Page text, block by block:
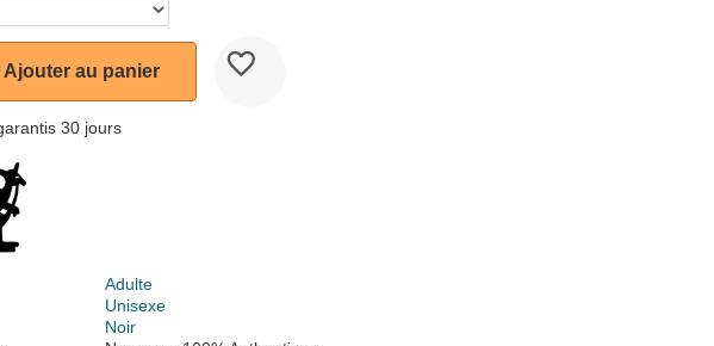
Ajouter au panier
30 jours
Adulte
Unisexe
Noir